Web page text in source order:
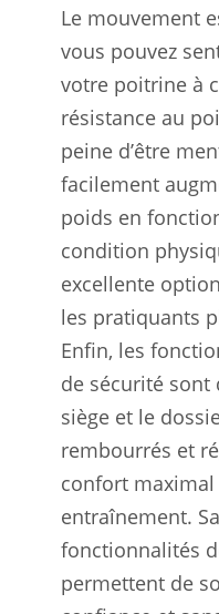
Le mouvement
vous pouvez
votre poitrine à
résistance au
peine d’être
facilement
poids en
condition
excellente
les pratiquants
Enfin, les
de sécurité sont
siège et le
rembourrés et
confort
entraînement.
fonctionnalités
permettent de